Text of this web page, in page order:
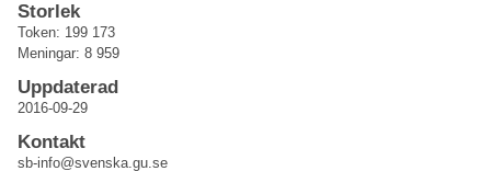
Storlek
Token: 199 173
Meningar: 8 959
Uppdaterad
2016-09-29
Kontakt
sb-info@svenska.gu.se